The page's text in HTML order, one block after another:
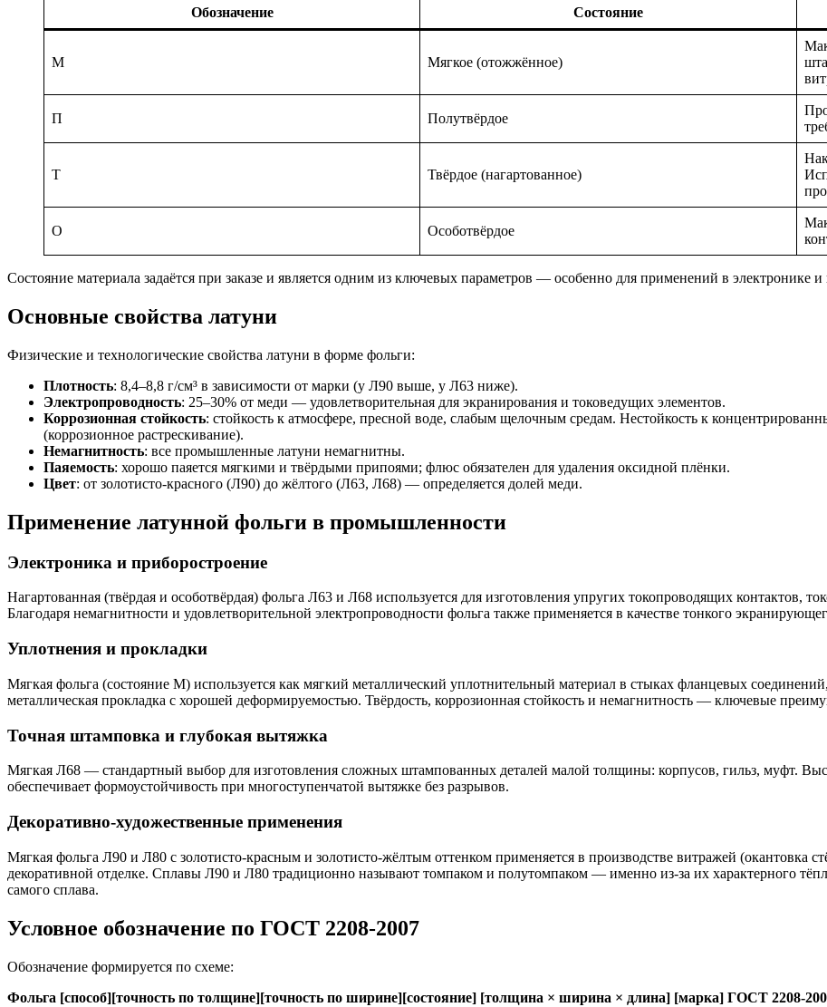
Обозначение Состояние
М Мягкое (отожжённое)
П Полутвёрдое
Т Твёрдое (нагартованное)
О Особотвёрдое
Состояние материала задаётся при заказе и является одним из ключевых параметров — особенно для применений в электронике
Основные свойства латуни
Физические и технологические свойства латуни в форме фольги:
Плотность: 8,4–8,8 г/см³ в зависимости от марки (у Л90 выше, у Л63 ниже).
Электропроводность: 25–30% от меди — удовлетворительная для экранирования и токоведущих элементов.
Коррозионная стойкость: стойкость к атмосфере, пресной воде, слабым щелочным средам. Нестойкость к
(коррозионное растрескивание).
Немагнитность: все промышленные латуни немагнитны.
Паяемость: хорошо паяется мягкими и твёрдыми припоями; флюс обязателен для удаления оксидной плёнки.
Цвет: от золотисто-красного (Л90) до жёлтого (Л63, Л68) — определяется долей меди.
Применение латунной фольги в промышленности
Электроника и приборостроение
Нагартованная (твёрдая и особотвёрдая) фольга Л63 и Л68 используется для изготовления упругих токопроводящих контактов,
Благодаря немагнитности и удовлетворительной электропроводности фольга также применяется в качестве тонкого
Уплотнения и прокладки
Мягкая фольга (состояние М) используется как мягкий металлический уплотнительный материал в стыках фланцевых
металлическая прокладка с хорошей деформируемостью. Твёрдость, коррозионная стойкость и немагнитность — ключевые
Точная штамповка и глубокая вытяжка
Мягкая Л68 — стандартный выбор для изготовления сложных штампованных деталей малой толщины: корпусов, гильз, муфт.
обеспечивает формоустойчивость при многоступенчатой вытяжке без разрывов.
Декоративно-художественные применения
Мягкая фольга Л90 и Л80 с золотисто-красным и золотисто-жёлтым оттенком применяется в производстве витражей (окантовка
декоративной отделке. Сплавы Л90 и Л80 традиционно называют томпаком и полутомпаком — именно из-за их характерного
самого сплава.
Условное обозначение по ГОСТ 2208-2007
Обозначение формируется по схеме:
Фольга [способ][точность по толщине][точность по ширине][состояние] [толщина × ширина × длина] [марка] ГОСТ 2208-